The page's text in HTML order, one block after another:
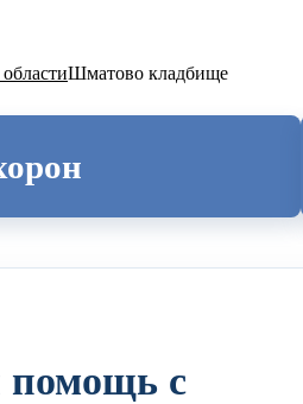
Шматово кладбище
помощь с